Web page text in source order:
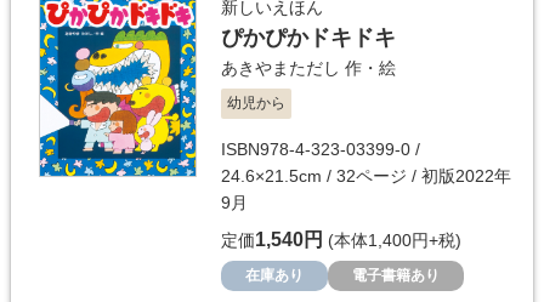
新しいえほん
ぴかぴかドキドキ
あきやまただし 作・絵
幼児から
ISBN978-4-323-03399-0 /
24.6×21.5cm / 32ページ / 初版2022年
9月
定価1,540円 (本体1,400円+税)
在庫あり 電子書籍あり